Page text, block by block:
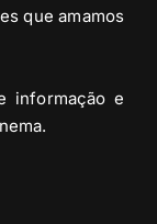
que amamos
informação e